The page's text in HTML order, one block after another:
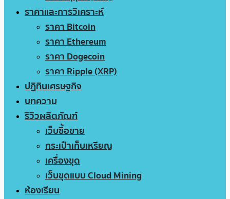
ราคาและการวิเคราะห์
ราคา Bitcoin
ราคา Ethereum
ราคา Dogecoin
ราคา Ripple (XRP)
ปฏิทินเศรษฐกิจ
บทความ
รีวิวผลิตภัณฑ์
เว็บซื้อขาย
กระเป๋าเก็บเหรียญ
เครื่องขุด
เว็บขุดแบบ Cloud Mining
ห้องเรียน